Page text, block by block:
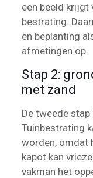
een beeld krijgt
bestrating.
en beplanting
afmetingen op.
Stap 2:
met zand
De tweede stap
Tuinbestrating
worden, omdat
kapot kan
vakman het